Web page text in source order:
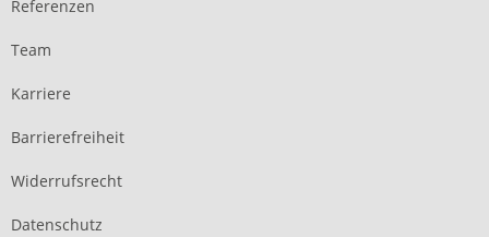
Referenzen
Team
Karriere
Barrierefreiheit
Widerrufsrecht
Datenschutz